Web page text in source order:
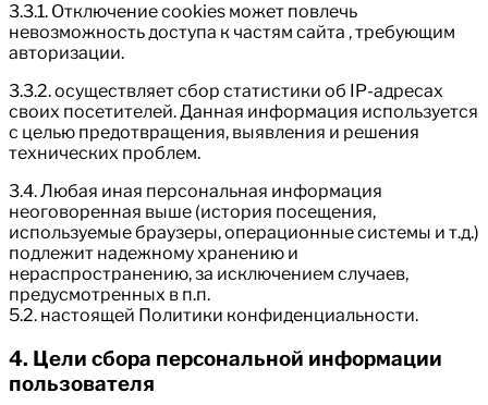
3.3.1. Отключение cookies может повлечь
невозможность доступа к частям сайта , требующим
авторизации.
3.3.2. осуществляет сбор статистики об IP-адресах
своих посетителей. Данная информация используется
с целью предотвращения, выявления и решения
технических проблем.
3.4. Любая иная персональная информация
неоговоренная выше (история посещения,
используемые браузеры, операционные системы и т.д.)
подлежит надежному хранению и
нераспространению, за исключением случаев,
предусмотренных в п.п.
5.2. настоящей Политики конфиденциальности.
4. Цели сбора персональной информации
пользователя